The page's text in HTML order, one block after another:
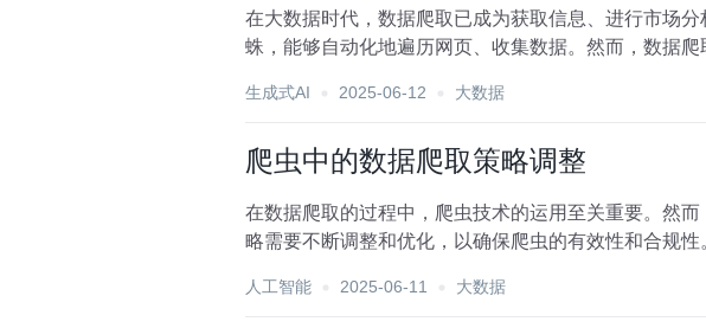
在大数据时代，数据爬取已成为获取信息、进行市场
蛛，能够自动化地遍历网页、收集数据。然而，数据
生成式AI 2025-06-12 大数据
爬虫中的数据爬取策略调整
在数据爬取的过程中，爬虫技术的运用至关重要。然
略需要不断调整和优化，以确保爬虫的有效性和合规
人工智能 2025-06-11 大数据